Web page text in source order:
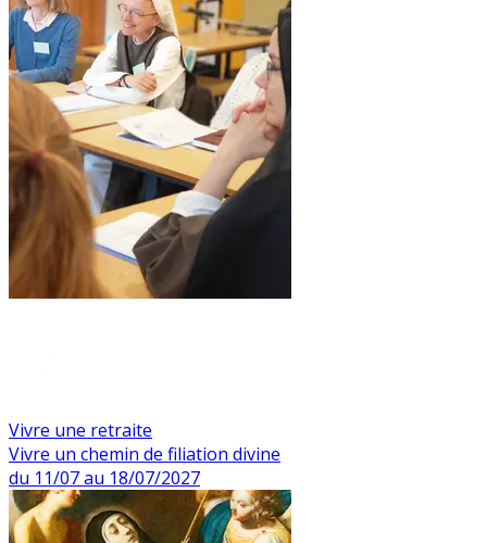
Vivre une retraite
Vivre un chemin de filiation divine
du 11/07 au 18/07/2027